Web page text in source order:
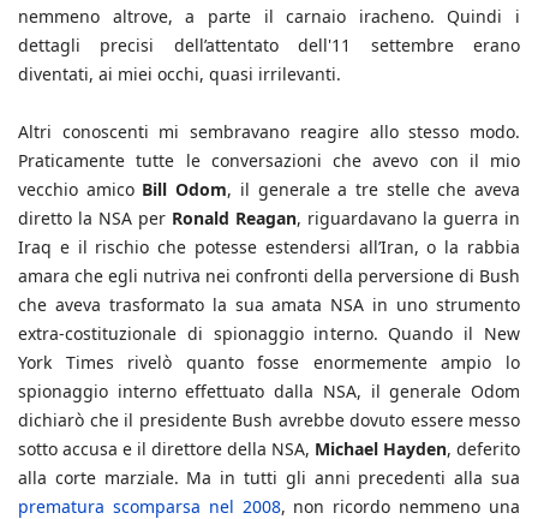
nemmeno altrove, a parte il carnaio iracheno. Quindi i
dettagli precisi dell’attentato dell'11 settembre erano
diventati, ai miei occhi, quasi irrilevanti.
Altri conoscenti mi sembravano reagire allo stesso modo.
Praticamente tutte le conversazioni che avevo con il mio
vecchio amico Bill Odom, il generale a tre stelle che aveva
diretto la NSA per Ronald Reagan, riguardavano la guerra in
Iraq e il rischio che potesse estendersi all’Iran, o la rabbia
amara che egli nutriva nei confronti della perversione di Bush
che aveva trasformato la sua amata NSA in uno strumento
extra-costituzionale di spionaggio interno. Quando il New
York Times rivelò quanto fosse enormemente ampio lo
spionaggio interno effettuato dalla NSA, il generale Odom
dichiarò che il presidente Bush avrebbe dovuto essere messo
sotto accusa e il direttore della NSA, Michael Hayden, deferito
alla corte marziale. Ma in tutti gli anni precedenti alla sua
prematura scomparsa nel 2008, non ricordo nemmeno una